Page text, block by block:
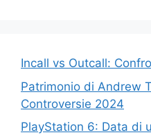
Incall vs Outcall:
Patrimonio di Andrew
Controversie 2024
PlayStation 6: Data di